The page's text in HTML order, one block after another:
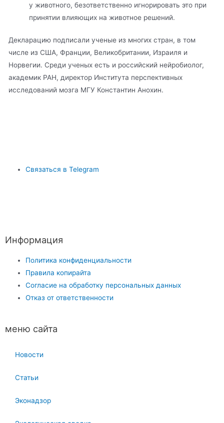
у животного, безответственно игнорировать это при
принятии влияющих на животное решений.
Декларацию подписали ученые из многих стран, в том
числе из США, Франции, Великобритании, Израиля и
Норвегии. Среди ученых есть и российский нейробиолог,
академик РАН, директор Института перспективных
исследований мозга МГУ Константин Анохин.
Связаться в Telegram
Информация
Политика конфиденциальности
Правила копирайта
Согласие на обработку персональных данных
Отказ от ответственности
меню сайта
Новости
Статьи
Эконадзор